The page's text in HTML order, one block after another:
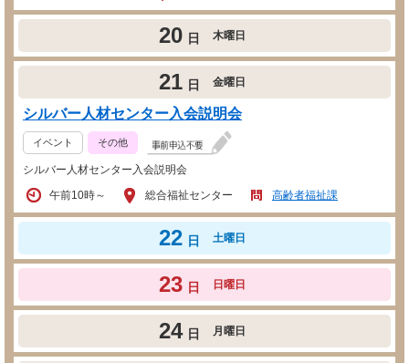
20 日 木曜日
21 日 金曜日
シルバー人材センター入会説明会
イベント その他
シルバー人材センター入会説明会
午前10時～
総合福祉センター 高齢者福祉課
22 日 土曜日
23 日 日曜日
24 日 月曜日